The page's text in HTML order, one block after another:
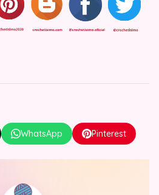
WhatsApp Pinterest